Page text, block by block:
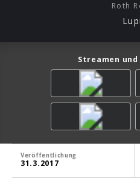
Roth
Streamen und
Veröffentlichung
31.3.2017